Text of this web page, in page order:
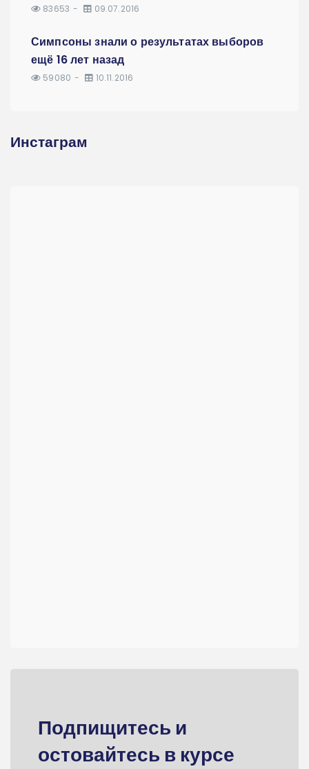
83653 09.07.2016
Симпсоны знали о результатах выборов
ещё 16 лет назад
59080 10.11.2016
Инстаграм
Подпищитесь и
остовайтесь в курсе